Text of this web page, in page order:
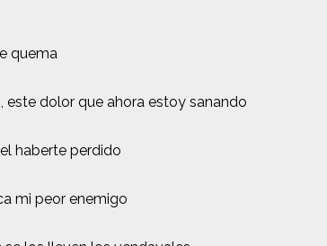
quema
este dolor que ahora estoy sanando
haberte perdido
mi peor enemigo